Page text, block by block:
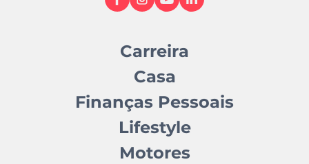
Carreira
Casa
Finanças Pessoais
Lifestyle
Motores